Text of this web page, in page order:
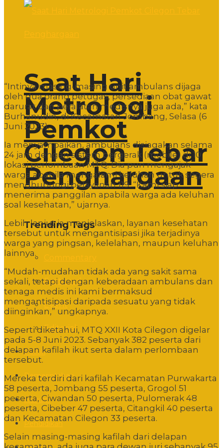
Saat Hari
Metrologi
Pemkot
Cilegon Tebar
Penghargaan
Trending Tags
Featured
Event
Editorial
Politik
Pemerintahan
Hukum
Pendidikan
“Intinya masing-masing unit ambulans dijaga
oleh dua orang petugas, persediaan obat gawat
darurat dan peralatan medisnya juga ada,” kata
Burhanudin, di Kecamatan Jombang, Selasa (6
Juni 2023).
Ia menyampaikan, ambulans disiagakan selama
24 jam dengan sistem bergerak (mobile) di 10
lokasi perlombaan MTQ. Dia pun mengajak
warga apabila mengalami keluhan untuk segera
menghubungi pelayanan 119. “Kami siap
menerima panggilan apabila warga ada keluhan
soal kesehatan,” ujarnya.
Lebih lanjut ia menjelaskan, layanan kesehatan
tersebut untuk mengantisipasi jika terjadinya
warga yang pingsan, kelelahan, maupun keluhan
lainnya.
“Mudah-mudahan tidak ada yang sakit sama
sekali, tetapi dengan keberadaan ambulans dan
tenaga medis ini kami bermaksud
mengantisipasi daripada sesuatu yang tidak
diinginkan,” ungkapnya.
Seperti diketahui, MTQ XXII Kota Cilegon digelar
pada 5-8 Juni 2023. Sebanyak 382 peserta dari
delapan kafilah ikut serta dalam perlombaan
tersebut.
Mereka terdiri dari kafilah Kecamatan Purwakarta
58 peserta, Jombang 55 peserta, Grogol 51
peserta, Ciwandan 50 peserta, Pulomerak 48
peserta, Cibeber 47 peserta, Citangkil 40 peserta
dan Kecamatan Cilegon 33 peserta.
Selain masing-masing kafilah dari delapan